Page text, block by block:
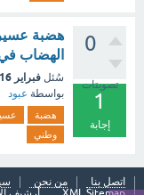
0
تصويتات
1
إجابة
هضبة
الهضاب
سُئل فبراير 16، 2024
بواسطة عبود
هضبة
وطني
اتصل بنا من نحن